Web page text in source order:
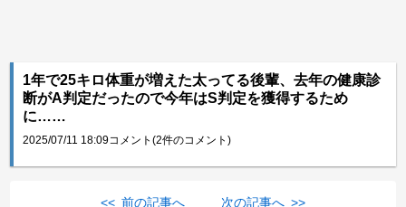
1年で25キロ体重が増えた太ってる後輩、去年の健康診
断がA判定だったので今年はS判定を獲得するため
に……
2025/07/11 18:09コメント(2件のコメント)
<< 前の記事へ 次の記事へ >>